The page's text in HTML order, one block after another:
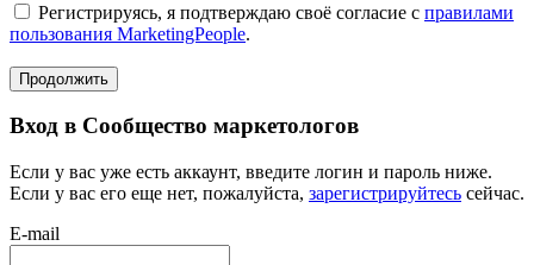
Регистрируясь, я подтверждаю своё согласие с правилами
пользования MarketingPeople.
Продолжить
Вход в Сообщество маркетологов
Если у вас уже есть аккаунт, введите логин и пароль ниже.
Если у вас его еще нет, пожалуйста, зарегистрируйтесь сейчас.
E-mail